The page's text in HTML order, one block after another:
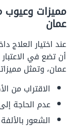
مميزات
عمان
عند اختيار
أن تضع في
عمان، وتمثل
الاقتراب من
عدم الحاجة
الشعور